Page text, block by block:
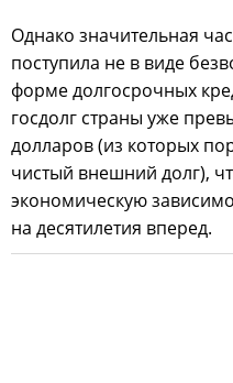
Однако значительная
поступила не в виде
форме долгосрочных
госдолг страны уже
долларов (из которых
чистый внешний долг),
экономическую
на десятилетия вперед.